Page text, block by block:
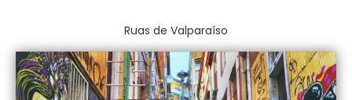
Ruas de Valparaíso